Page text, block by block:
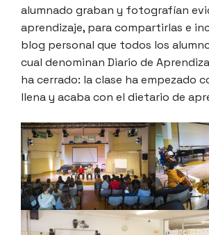
alumnado graban y fotografían
aprendizaje, para compartirlas e
blog personal que todos los
cual denominan Diario de
ha cerrado: la clase ha empezado
llena y acaba con el dietario de